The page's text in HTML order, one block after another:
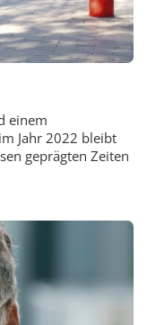
einem
Jahr 2022 bleibt
geprägten Zeiten